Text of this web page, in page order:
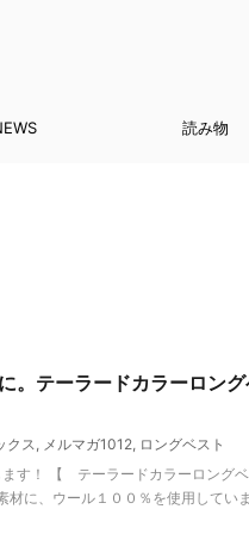
読み物
。テーラードカラーロン
クス, メルマガ1012, ロングベスト
ます！ 【 テーラードカラーロング
に、ウール１００％を使用してい